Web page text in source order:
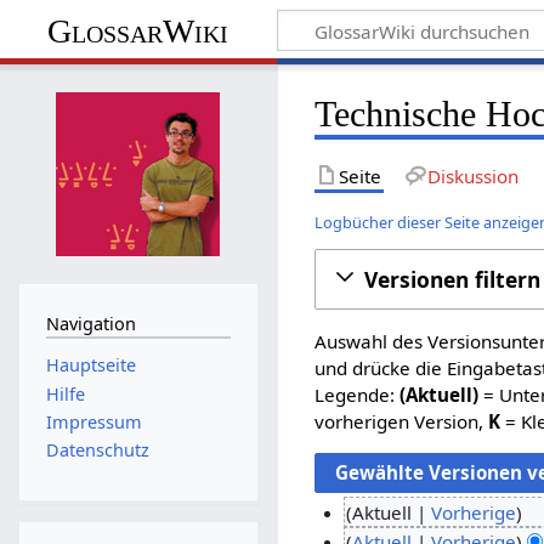
GlossarWiki
Technische
Seite Diskussion
Logbücher dieser Seite
Versionen filtern
Auswahl des
und drücke die
Legende:(Aktuell) =
vorherigen Version, K =
Aktuell Vorherige
K
Navigation
Hauptseite
Hilfe
Impressum
Datenschutz